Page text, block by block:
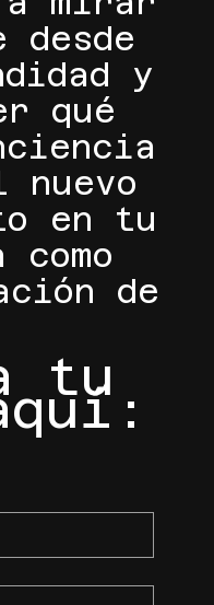
desde
y
qué
en tu
de
tu